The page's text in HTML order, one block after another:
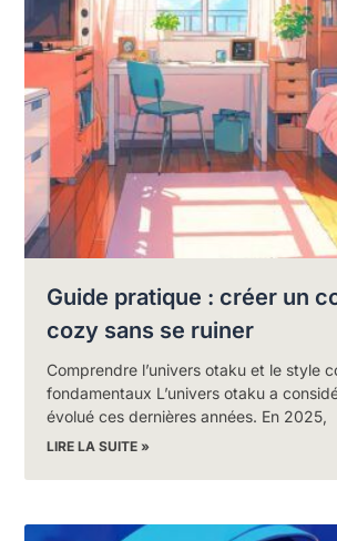
Guide pratique : créer un
cozy sans se ruiner
Comprendre l’univers otaku et le style
fondamentaux L’univers otaku a
évolué ces dernières années. En 2025,
LIRE LA SUITE »